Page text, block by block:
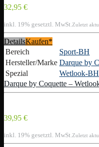
32,95 €
inkl. 19% gesetztl. MwSt. Zuletzt
DetailsKaufen*
Bereich
Sport-BH
Hersteller/Marke Darque by
Spezial
Wetlook-BH
Darque by Coquette –
39,95 €
inkl. 19% gesetztl. MwSt. Zuletzt